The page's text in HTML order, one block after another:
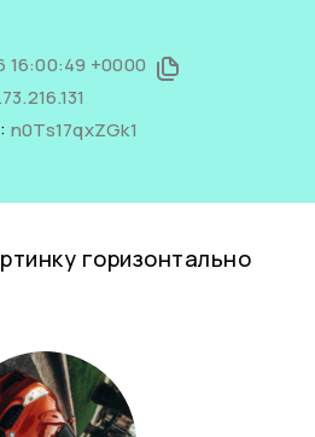
16:00:49 +0000
n0Ts17qxZGk1
горизонтально